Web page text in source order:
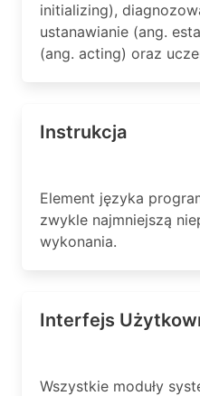
initializing),
ustanawianie (ang.
(ang. acting) oraz
Instrukcja
Element języka
zwykle najmniejszą
wykonania.
Interfejs
Wszystkie moduły